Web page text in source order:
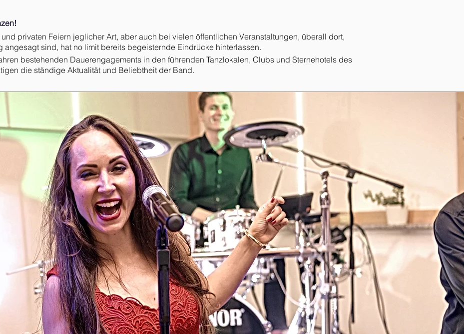
privaten Feiern jeglicher Art, aber auch bei vielen öffentlichen Veranstaltungen, überall dort,
angesagt sind, hat no limit bereits begeisternde Eindrücke hinterlassen.
bestehenden Dauerengagements in den führenden Tanzlokalen, Clubs und Sternehotels des
die ständige Aktualität und Beliebtheit der Band.